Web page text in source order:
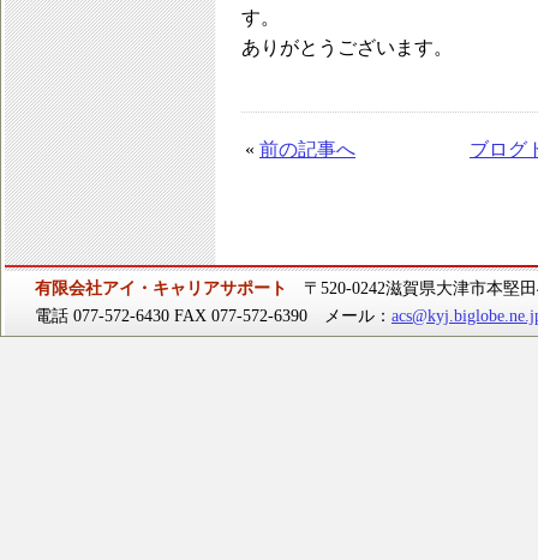
す。
ありがとうございます。
« 前の記事へ ブログ
有限会社アイ・キャリアサポート
〒520-0242滋賀県大津市本堅
電話 077-572-6430 FAX 077-572-6390 メール：